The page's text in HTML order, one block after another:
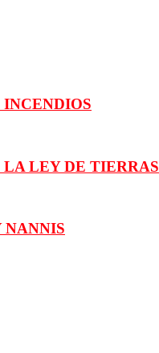
LEY DE TIERRAS
NANNIS